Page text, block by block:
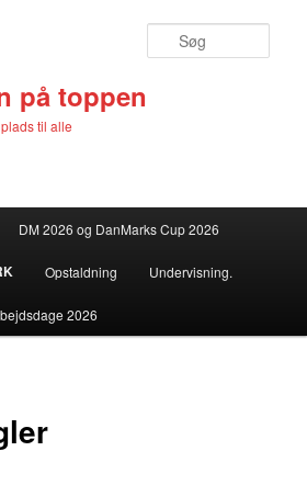
på toppen
til alle
DM 2026 og DanMarks Cup 2026
Opstaldning Undervisning.
2026